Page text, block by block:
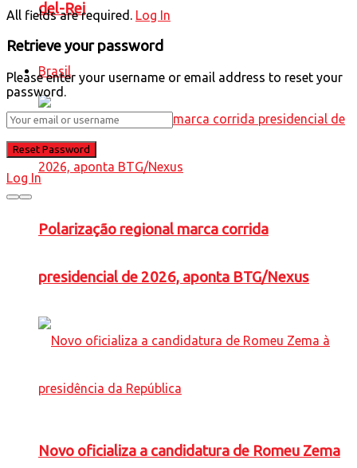
del-Rei
Brasil
Polarização regional marca corrida
presidencial de 2026, aponta BTG/Nexus
Novo oficializa a candidatura de Romeu Zema
All fields are required. Log In
Retrieve your password
Please enter your username or email address to reset your
password.
Log In